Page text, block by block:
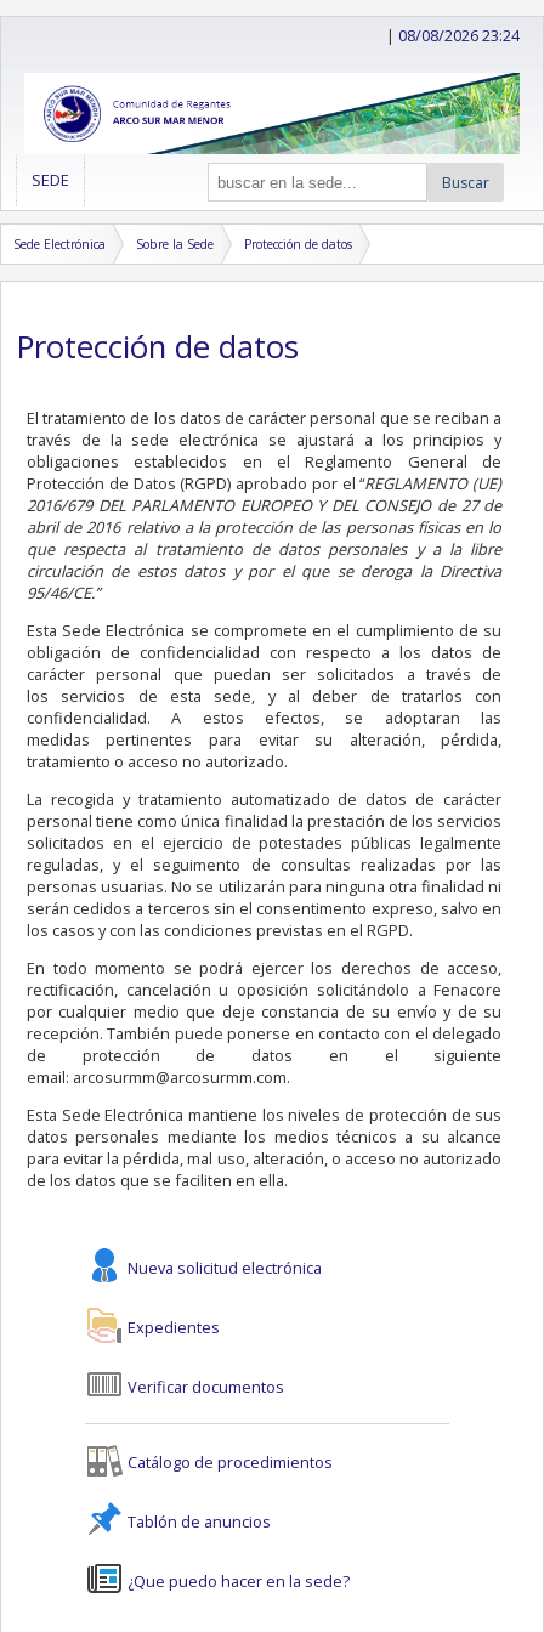
|08/08/2026 23:24
SEDE Buscar
Sede Electrónica Sobre la Sede Protección de datos
Protección de datos
El tratamiento de los datos de carácter personal que se reciban a
través de la sede electrónica se ajustará a los principios y
obligaciones establecidos en el Reglamento General de
Protección de Datos (RGPD) aprobado por el “REGLAMENTO (UE)
2016/679 DEL PARLAMENTO EUROPEO Y DEL CONSEJO de 27 de
abril de 2016 relativo a la protección de las personas físicas en lo
que respecta al tratamiento de datos personales y a la libre
circulación de estos datos y por el que se deroga la Directiva
95/46/CE.”
Esta Sede Electrónica se compromete en el cumplimiento de su
obligación de confidencialidad con respecto a los datos de
carácter personal que puedan ser solicitados a través de
los servicios de esta sede, y al deber de tratarlos con
confidencialidad. A estos efectos, se adoptaran las
medidas pertinentes para evitar su alteración, pérdida,
tratamiento o acceso no autorizado.
La recogida y tratamiento automatizado de datos de carácter
personal tiene como única finalidad la prestación de los servicios
solicitados en el ejercicio de potestades públicas legalmente
reguladas, y el seguimento de consultas realizadas por las
personas usuarias. No se utilizarán para ninguna otra finalidad ni
serán cedidos a terceros sin el consentimento expreso, salvo en
los casos y con las condiciones previstas en el RGPD.
En todo momento se podrá ejercer los derechos de acceso,
rectificación, cancelación u oposición solicitándolo a Fenacore
por cualquier medio que deje constancia de su envío y de su
recepción. También puede ponerse en contacto con el delegado
de protección de datos en el siguiente
email: arcosurmm@arcosurmm.com.
Esta Sede Electrónica mantiene los niveles de protección de sus
datos personales mediante los medios técnicos a su alcance
para evitar la pérdida, mal uso, alteración, o acceso no autorizado
de los datos que se faciliten en ella.
Nueva solicitud electrónica
Expedientes
Verificar documentos
Catálogo de procedimientos
Tablón de anuncios
¿Que puedo hacer en la sede?